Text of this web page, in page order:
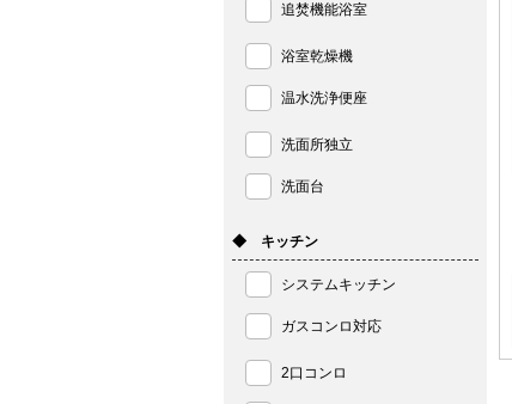
追焚機能浴室
浴室乾燥機
温水洗浄便座
洗面所独立
洗面台
◆ キッチン
システムキッチン
ガスコンロ対応
2口コンロ